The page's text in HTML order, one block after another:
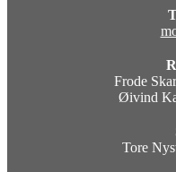
Frode
Øivind
Tore